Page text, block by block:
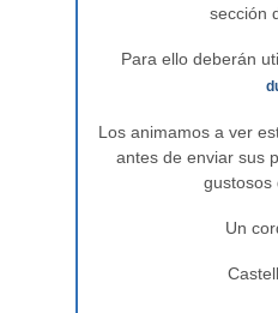
sección
Para ello deberán
Los animamos a ver
antes de enviar sus
gustosos
Un